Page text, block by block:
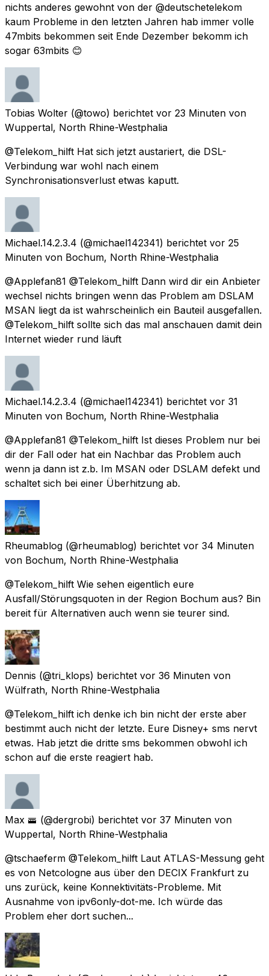
nichts anderes gewohnt von der @deutschetelekom
kaum Probleme in den letzten Jahren hab immer volle
47mbits bekommen seit Ende Dezember bekomm ich
sogar 63mbits 😊
Tobias Wolter (@towo) berichtet vor 23 Minuten von
Wuppertal, North Rhine-Westphalia
@Telekom_hilft Hat sich jetzt austariert, die DSL-
Verbindung war wohl nach einem
Synchronisationsverlust etwas kaputt.
Michael.14.2.3.4 (@michael142341) berichtet vor 25
Minuten von Bochum, North Rhine-Westphalia
@Applefan81 @Telekom_hilft Dann wird dir ein Anbieter
wechsel nichts bringen wenn das Problem am DSLAM
MSAN liegt da ist wahrscheinlich ein Bauteil ausgefallen.
@Telekom_hilft sollte sich das mal anschauen damit dein
Internet wieder rund läuft
Michael.14.2.3.4 (@michael142341) berichtet vor 31
Minuten von Bochum, North Rhine-Westphalia
@Applefan81 @Telekom_hilft Ist dieses Problem nur bei
dir der Fall oder hat ein Nachbar das Problem auch
wenn ja dann ist z.b. Im MSAN oder DSLAM defekt und
schaltet sich bei einer Überhitzung ab.
Rheumablog (@rheumablog) berichtet vor 34 Minuten
von Bochum, North Rhine-Westphalia
@Telekom_hilft Wie sehen eigentlich eure
Ausfall/Störungsquoten in der Region Bochum aus? Bin
bereit für Alternativen auch wenn sie teurer sind.
Dennis (@tri_klops) berichtet vor 36 Minuten von
Wülfrath, North Rhine-Westphalia
@Telekom_hilft ich denke ich bin nicht der erste aber
bestimmt auch nicht der letzte. Eure Disney+ sms nervt
etwas. Hab jetzt die dritte sms bekommen obwohl ich
schon auf die erste reagiert hab.
Max 🚟 (@dergrobi) berichtet vor 37 Minuten von
Wuppertal, North Rhine-Westphalia
@tschaeferm @Telekom_hilft Laut ATLAS-Messung geht
es von Netcologne aus über den DECIX Frankfurt zu
uns zurück, keine Konnektivitäts-Probleme. Mit
Ausnahme von ipv6only-dot-me. Ich würde das
Problem eher dort suchen...